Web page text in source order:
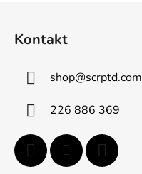
Kontakt
shop@scrptd.com
226 886 369